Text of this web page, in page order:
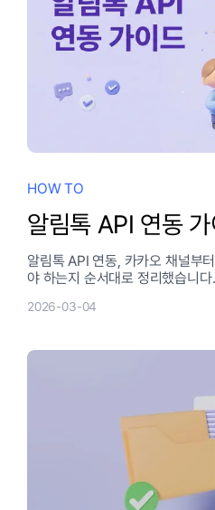
HOW TO
알림톡 API 연동
알림톡 API 연동, 카카오 채널부
야 하는지 순서대로 정리했습니다.
2026-03-04